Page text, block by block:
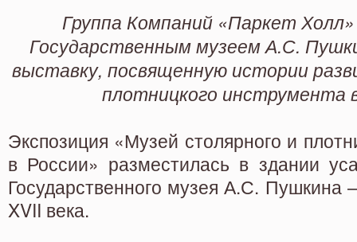
Группа Компаний «Паркет
Государственным музеем А.С.
выставку, посвященную истории
плотницкого инструмента
Экспозиция «Музей столярного и
в России» разместилась в здании
Государственного музея А.С. Пушкина
XVII века.